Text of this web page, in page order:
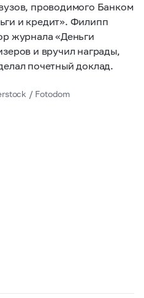
проводимого Банком
и кредит». Филипп
журнала «Деньги
и вручил награды,
почетный доклад.
/ Fotodom